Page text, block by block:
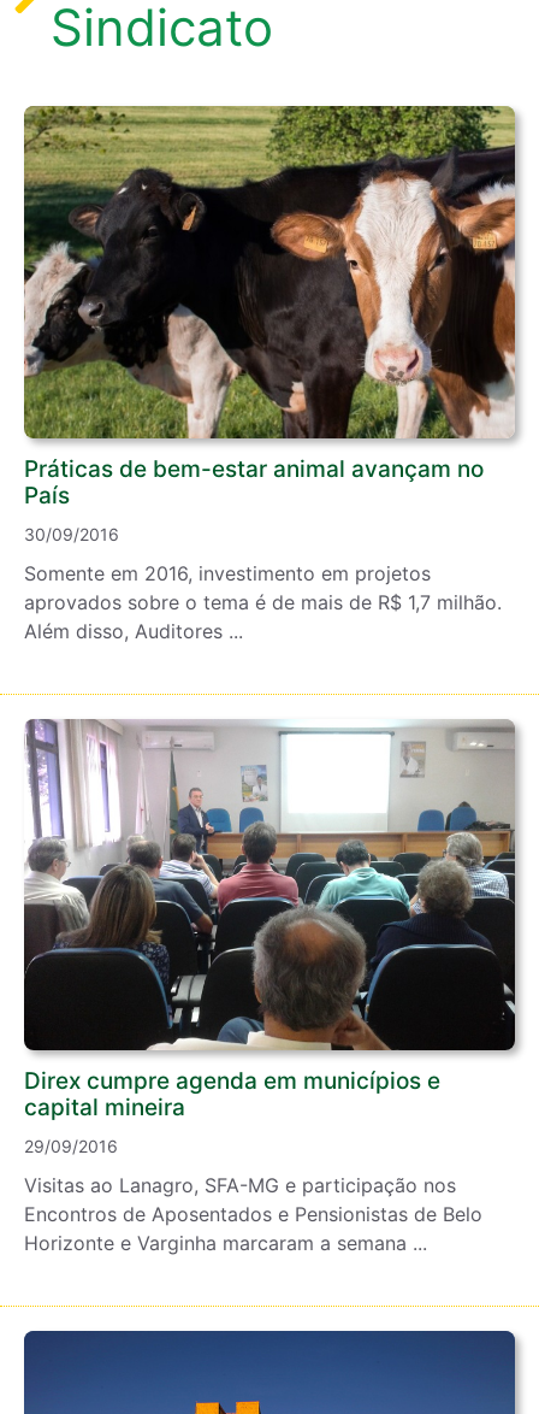
Sindicato
Práticas de bem-estar animal avançam no
País
30/09/2016
Somente em 2016, investimento em projetos
aprovados sobre o tema é de mais de R$ 1,7 milhão.
Além disso, Auditores ...
Direx cumpre agenda em municípios e
capital mineira
29/09/2016
Visitas ao Lanagro, SFA-MG e participação nos
Encontros de Aposentados e Pensionistas de Belo
Horizonte e Varginha marcaram a semana ...